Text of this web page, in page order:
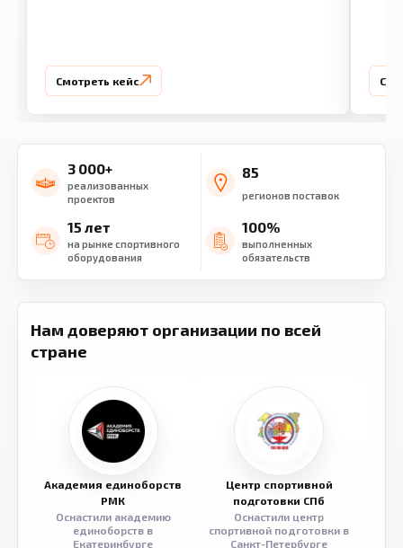
Смотреть кейс
3 000+
реализованных
проектов
85
регионов поставок
15 лет
на рынке спортивного
оборудования
100%
выполненных
обязательств
Нам доверяют организации по всей
стране
Академия единоборств
РМК
Оснастили академию
единоборств в
Екатеринбурге
Центр спортивной
подготовки СПб
Оснастили центр
спортивной подготовки в
Санкт-Петербурге